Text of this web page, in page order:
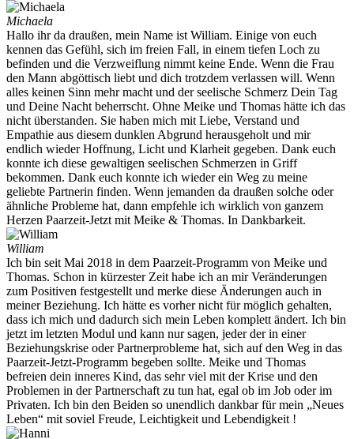
Michaela
Hallo ihr da draußen, mein Name ist William. Einige von euch
kennen das Gefühl, sich im freien Fall, in einem tiefen Loch zu
befinden und die Verzweiflung nimmt keine Ende. Wenn die Frau
den Mann abgöttisch liebt und dich trotzdem verlassen will. Wenn
alles keinen Sinn mehr macht und der seelische Schmerz Dein Tag
und Deine Nacht beherrscht. Ohne Meike und Thomas hätte ich das
nicht überstanden. Sie haben mich mit Liebe, Verstand und
Empathie aus diesem dunklen Abgrund herausgeholt und mir
endlich wieder Hoffnung, Licht und Klarheit gegeben. Dank euch
konnte ich diese gewaltigen seelischen Schmerzen in Griff
bekommen. Dank euch konnte ich wieder ein Weg zu meine
geliebte Partnerin finden. Wenn jemanden da draußen solche oder
ähnliche Probleme hat, dann empfehle ich wirklich von ganzem
Herzen Paarzeit-Jetzt mit Meike & Thomas. In Dankbarkeit.
William
Ich bin seit Mai 2018 in dem Paarzeit-Programm von Meike und
Thomas. Schon in kürzester Zeit habe ich an mir Veränderungen
zum Positiven festgestellt und merke diese Änderungen auch in
meiner Beziehung. Ich hätte es vorher nicht für möglich gehalten,
dass ich mich und dadurch sich mein Leben komplett ändert. Ich bin
jetzt im letzten Modul und kann nur sagen, jeder der in einer
Beziehungskrise oder Partnerprobleme hat, sich auf den Weg in das
Paarzeit-Jetzt-Programm begeben sollte. Meike und Thomas
befreien dein inneres Kind, das sehr viel mit der Krise und den
Problemen in der Partnerschaft zu tun hat, egal ob im Job oder im
Privaten. Ich bin den Beiden so unendlich dankbar für mein „Neues
Leben“ mit soviel Freude, Leichtigkeit und Lebendigkeit !